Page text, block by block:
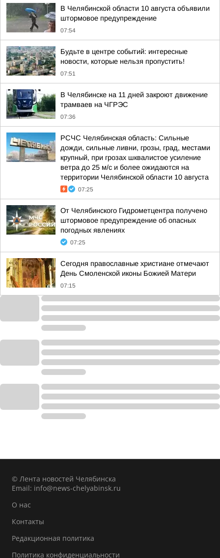
В Челябинской области 10 августа объявили
штормовое предупреждение
07:54
Будьте в центре событий: интересные
новости, которые нельзя пропустить!
07:51
В Челябинске на 11 дней закроют движение
трамваев на ЧГРЭС
07:36
РСЧС Челябинская область: Сильные
дожди, сильные ливни, грозы, град, местами
крупный, при грозах шквалистое усиление
ветра до 25 м/с и более ожидаются на
территории Челябинской области 10 августа
07:25
От Челябинского Гидрометцентра получено
штормовое предупреждение об опасных
погодных явлениях
07:25
Сегодня православные христиане отмечают
День Смоленской иконы Божией Матери
07:15
© Лента новостей Челябинска
Email: info@news-chelyabinsk.ru
О нас
Контакты
Редакционная политика
Политика конфиденциальности